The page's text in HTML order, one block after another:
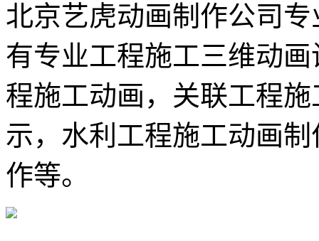
北京艺虎动画制作公司
有专业工程施工三维动
程施工动画，关联工程
示，水利工程施工动画
作等。